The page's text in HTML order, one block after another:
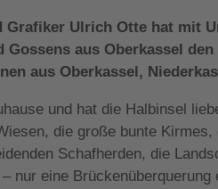
Grafiker Ulrich Otte hat mit
aus Oberkassel
aus Oberkassel,
und hat die Halbinsel
die große bunte
Schafherden, die
nur eine